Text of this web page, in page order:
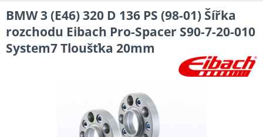
BMW 3 (E46) 320 D 136 PS (98-01) Šířka
rozchodu Eibach Pro-Spacer S90-7-20-010
System7 Tloušťka 20mm